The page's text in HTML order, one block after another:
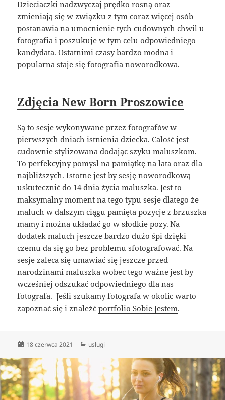
Dzieciaczki nadzwyczaj prędko rosną oraz
zmieniają się w związku z tym coraz więcej osób
postanawia na umocnienie tych cudownych chwil u
fotografia i poszukuje w tym celu odpowiedniego
kandydata. Ostatnimi czasy bardzo modna i
popularna staje się fotografia noworodkowa.
Zdjęcia New Born Proszowice
Są to sesje wykonywane przez fotografów w
pierwszych dniach istnienia dziecka. Całość jest
cudownie stylizowana dodając szyku maluszkom.
To perfekcyjny pomysł na pamiątkę na lata oraz dla
najbliższych. Istotne jest by sesję noworodkową
uskutecznić do 14 dnia życia maluszka. Jest to
maksymalny moment na tego typu sesje dlatego że
maluch w dalszym ciągu pamięta pozycje z brzuszka
mamy i można układać go w słodkie pozy. Na
dodatek maluch jeszcze bardzo dużo śpi dzięki
czemu da się go bez problemu sfotografować. Na
sesje zaleca się umawiać się jeszcze przed
narodzinami maluszka wobec tego ważne jest by
wcześniej odszukać odpowiedniego dla nas
fotografa. Jeśli szukamy fotografa w okolic warto
zapoznać się i znaleźćportfolio Sobie Jestem.
Data
18 czerwca 2021 Kategorie
usługi